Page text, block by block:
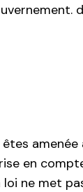
en
ne met